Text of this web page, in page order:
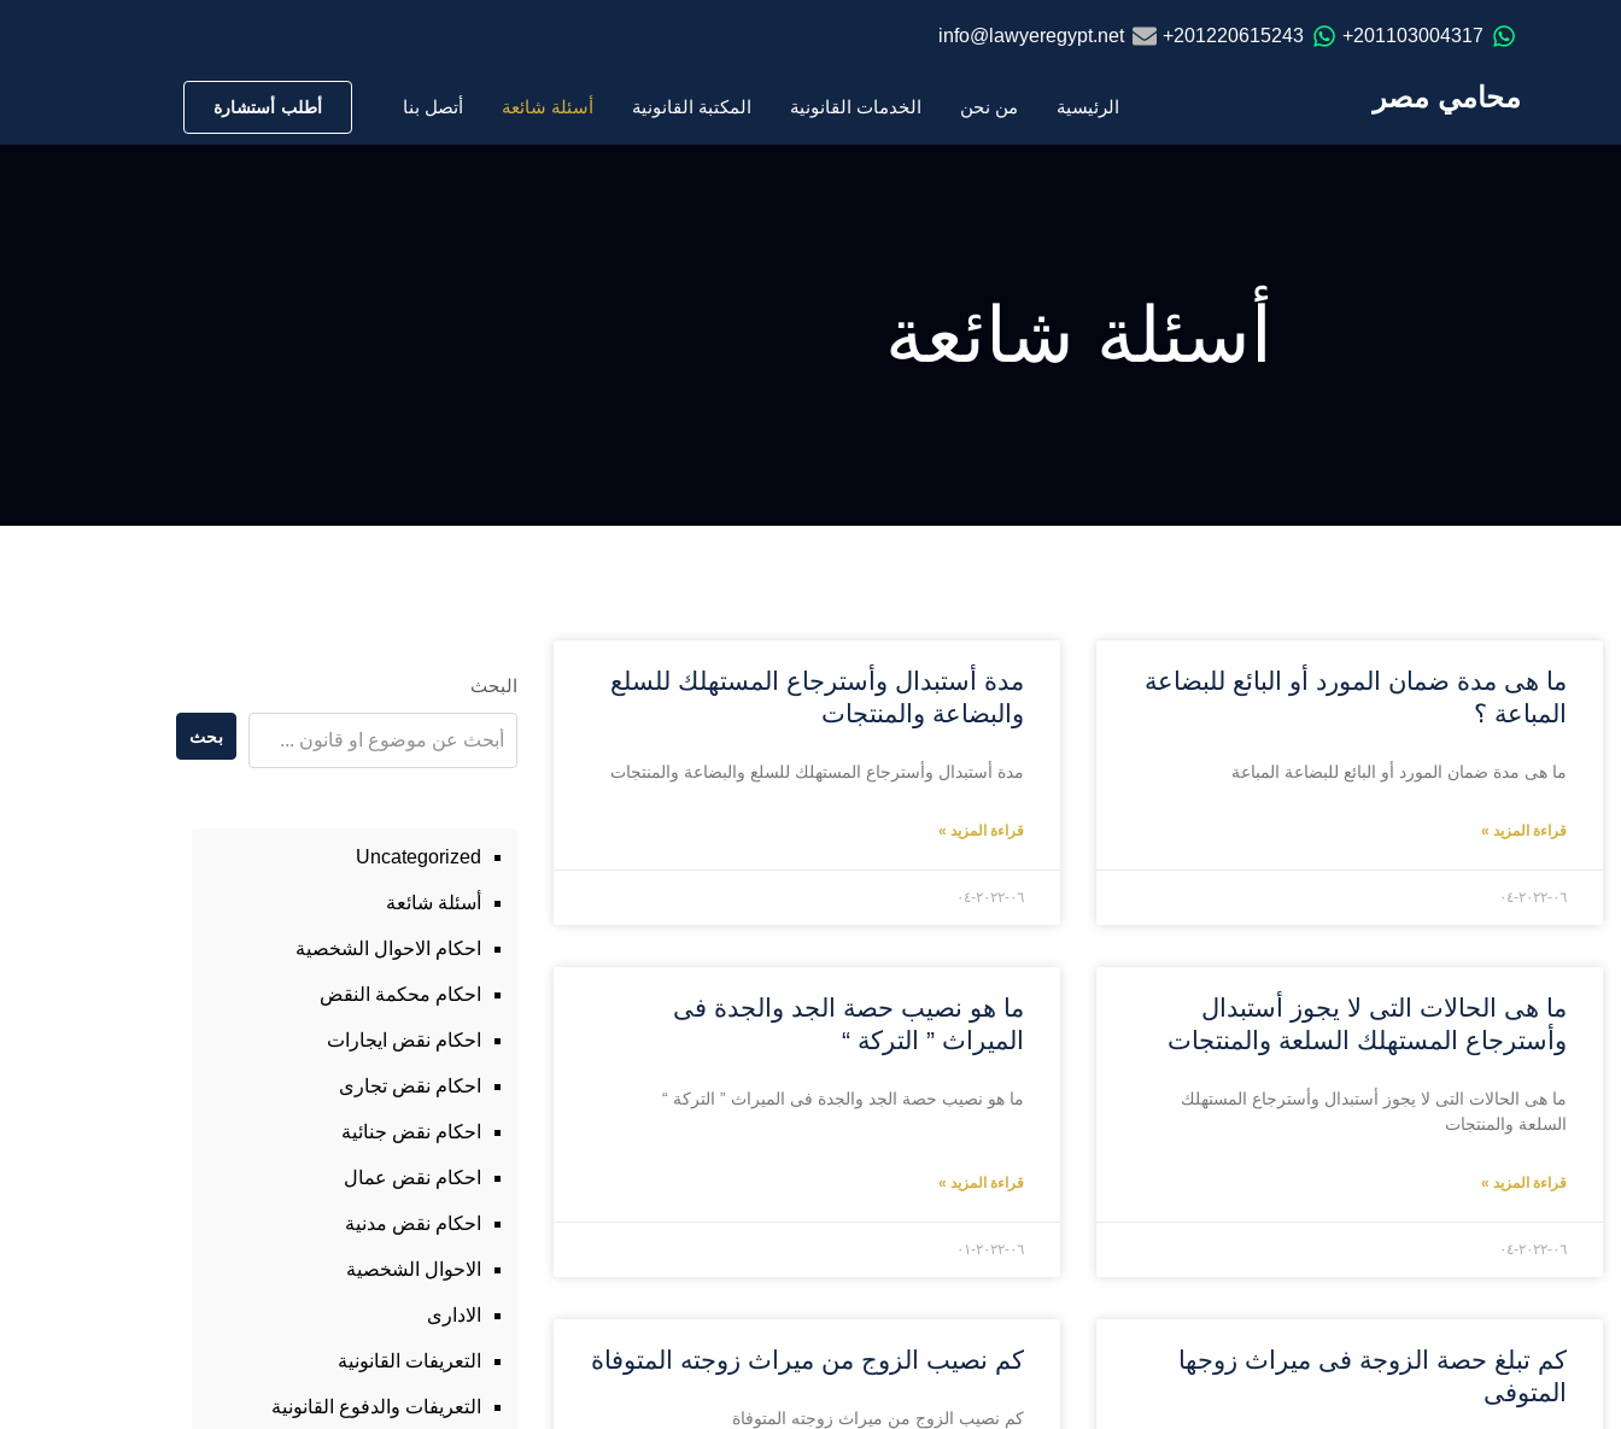
201103004317+
201220615243+
info@lawyeregypt.net
محامي مصر الرئيسية من نحن الخدمات القانونية المكتبة القانونية أسئلة شائعة أتصل بنا أطلب أستشارة
أسئلة شائعة
ما هى مدة ضمان المورد أو البائع للبضاعة
المباعة ؟
ما هى مدة ضمان المورد أو البائع للبضاعة المباعة
قراءة المزيد »
۲۰۲۲-۰٦-۰٤
مدة أستبدال وأسترجاع المستهلك للسلع
والبضاعة والمنتجات
مدة أستبدال وأسترجاع المستهلك للسلع والبضاعة والمنتجات
قراءة المزيد »
۲۰۲۲-۰٦-۰٤
ما هى الحالات التى لا يجوز أستبدال
وأسترجاع المستهلك السلعة والمنتجات
ما هى الحالات التى لا يجوز أستبدال وأسترجاع المستهلك
السلعة والمنتجات
قراءة المزيد »
۲۰۲۲-۰٦-۰٤
ما هو نصيب حصة الجد والجدة فى
الميراث ” التركة “
ما هو نصيب حصة الجد والجدة فى الميراث ” التركة “
قراءة المزيد »
۲۰۲۲-۰٦-۰۱
كم تبلغ حصة الزوجة فى ميراث زوجها
المتوفى
كم نصيب الزوج من ميراث زوجته المتوفاة
كم نصيب الزوج من ميراث زوجته المتوفاة
البحث
بحث
Uncategorized
أسئلة شائعة
احكام الاحوال الشخصية
احكام محكمة النقض
احكام نقض ايجارات
احكام نقض تجارى
احكام نقض جنائية
احكام نقض عمال
احكام نقض مدنية
الاحوال الشخصية
الادارى
التعريفات القانونية
التعريفات والدفوع القانونية